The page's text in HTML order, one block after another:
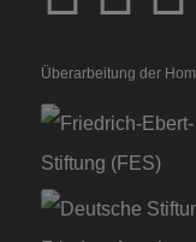
Überarbeitung der